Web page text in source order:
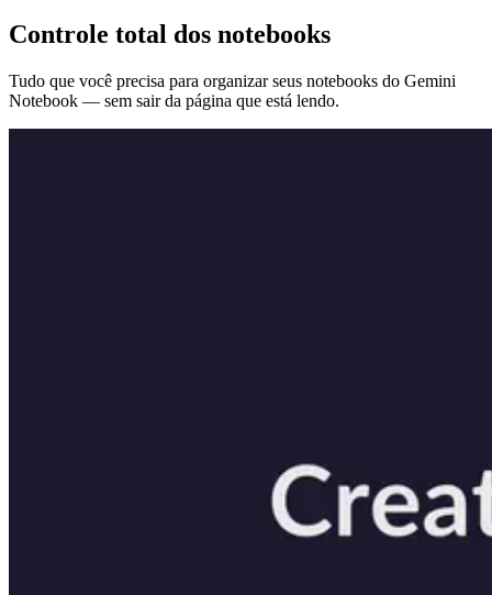
Controle total dos notebooks
Tudo que você precisa para organizar seus notebooks do Gemini
Notebook — sem sair da página que está lendo.